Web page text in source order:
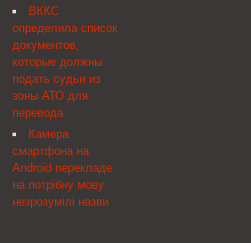
інспекціям по роботі з
великими платниками
податків
ВККС
определила список
документов,
которые должны
подать судьи из
зоны АТО для
перевода
Камера
смартфона на
Android перекладе
на потрібну мову
незрозумілі назви